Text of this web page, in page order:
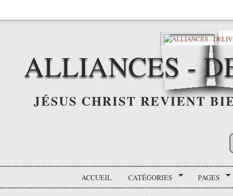
ALLIANCES -
JÉSUS CHRIST REVIENT
ACCUEIL CATÉGORIES PAGES